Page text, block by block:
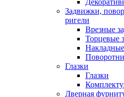
Задвижки,
ригели
Врезные
Торцевые
Глазки
Глазки
Дверная